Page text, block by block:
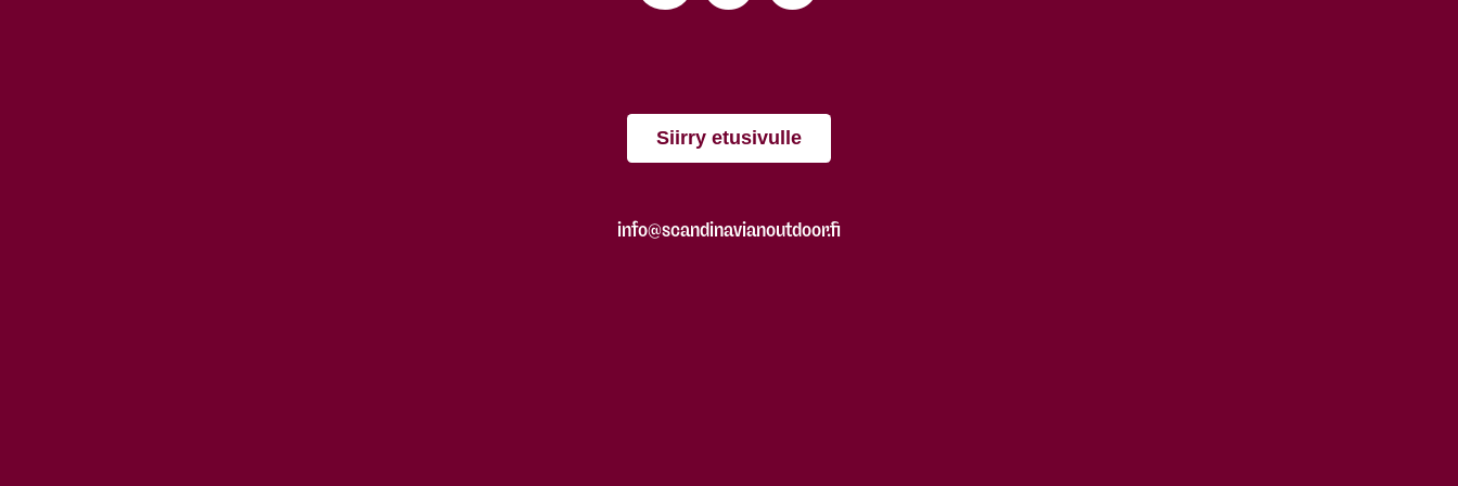
Siirry etusivulle
info@scandinavianoutdoor.fi